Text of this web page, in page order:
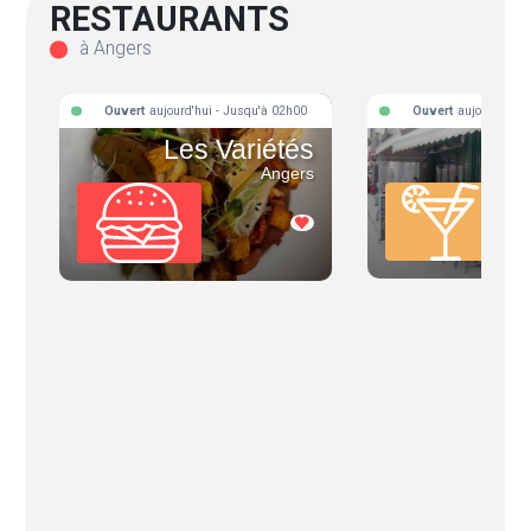
RESTAURANTS
à Angers
Les Variétés
Angers
Ouvert aujourd'hui - Jusqu'à 02h00 Ouvert aujourd'hui